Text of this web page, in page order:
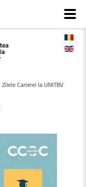
Zilele Carierei la UNITBV